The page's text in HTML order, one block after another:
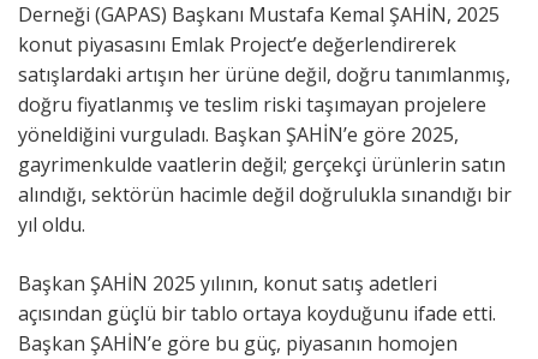
Derneği (GAPAS) Başkanı Mustafa Kemal ŞAHİN, 2025
konut piyasasını Emlak Project’e değerlendirerek
satışlardaki artışın her ürüne değil, doğru tanımlanmış,
doğru fiyatlanmış ve teslim riski taşımayan projelere
yöneldiğini vurguladı. Başkan ŞAHİN’e göre 2025,
gayrimenkulde vaatlerin değil; gerçekçi ürünlerin satın
alındığı, sektörün hacimle değil doğrulukla sınandığı bir
yıl oldu.
Başkan ŞAHİN 2025 yılının, konut satış adetleri
açısından güçlü bir tablo ortaya koyduğunu ifade etti.
Başkan ŞAHİN’e göre bu güç, piyasanın homojen